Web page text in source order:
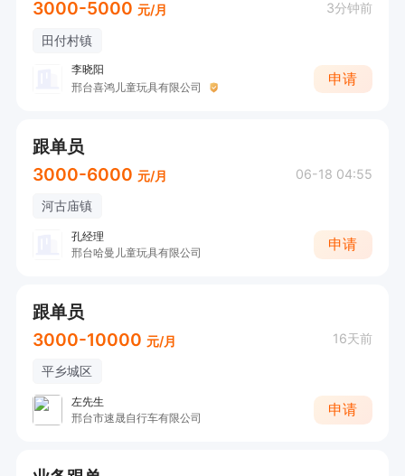
3000-5000 元/月 3分钟前
田付村镇
李晓阳
邢台喜鸿儿童玩具有限公司
申请
跟单员
3000-6000 元/月 06-18 04:55
河古庙镇
孔经理
邢台哈曼儿童玩具有限公司
申请
跟单员
3000-10000 元/月 16天前
平乡城区
左先生
邢台市速晟自行车有限公司
申请